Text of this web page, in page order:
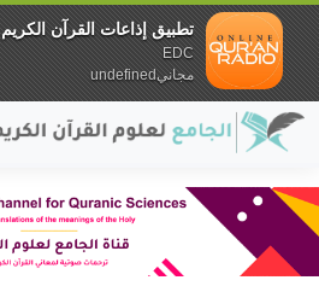
تطبيق إذاعات القرآن الكريم
EDC
مجانيundefined